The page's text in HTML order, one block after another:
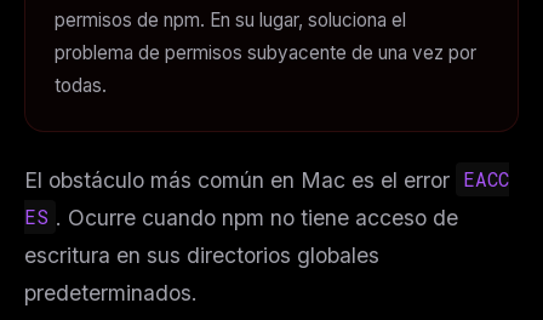
permisos de npm. En su lugar, soluciona el
problema de permisos subyacente de una vez por
todas.
El obstáculo más común en Mac es el error EACC
ES . Ocurre cuando npm no tiene acceso de
escritura en sus directorios globales
predeterminados.